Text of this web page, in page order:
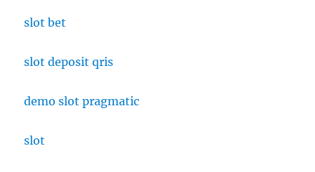
slot bet
slot deposit qris
demo slot pragmatic
slot